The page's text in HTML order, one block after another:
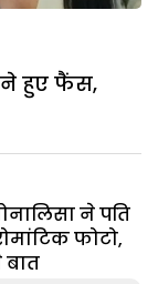
हुए फैंस,
ने पति
फोटो,